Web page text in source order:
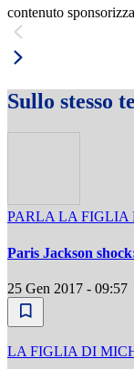
contenuto
Sullo stesso
PARLA LA FIGLIA
Paris Jackson
25 Gen 2017 - 09:57
LA FIGLIA DI